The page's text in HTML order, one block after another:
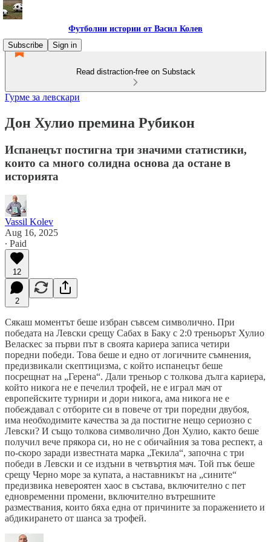
Футболни истории от Васил Колев
Subscribe
Sign in
Read distraction-free on Substack
Гурме за левскари
Дон Хулио премина Рубикон
Испанецът постигна три значими статистики,
които са много солидна основа да остане в
историята
Vassil Kolev
Aug 16, 2025
∙ Paid
12
2
Сякаш моментът беше избран съвсем символично. При
победата на Левски срещу Сабах в Баку с 2:0 треньорът Хулио
Веласкес за първи път в своята кариера записа четири
поредни победи. Това беше и едно от логичните съмнения,
предизвикали скептицизма, с който испанецът беше
посрещнат на „Герена“. Дали треньор с толкова дълга кариера,
който никога не е печелил трофей, не е играл мач от
европейските турнири и дори никога, ама никога не е
побеждавал с отборите си в повече от три поредни двубоя,
има необходимите качества за да постигне нещо сериозно с
Левски? И също толкова символично Дон Хулио, както беше
получил вече прякора си, но не с обичайния за това респект, а
по-скоро заради известната марка „Текила“, започна с три
победи в Левски и се издъни в четвъртия мач. Той пък беше
срещу Черно море за купата, а наставникът на „сините“
предизвика невероятен хаос в състава, включително с пет
едновременни промени, включително вътрешните
размествания, които бяха една от причините за поражението и
абдикирането от шанса за трофей.